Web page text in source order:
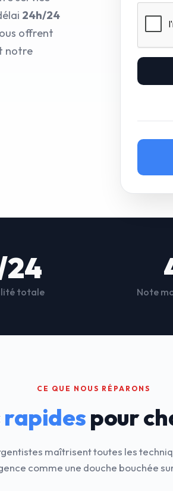
24h/24
offrent
notre
totale Note
CE QUE NOUS RÉPARONS
rapidespour
maîtrisent toutes les
comme une douche bouchée